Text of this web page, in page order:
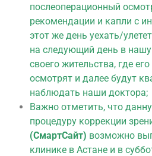
послеоперационный
рекомендации и капли с
этот же день уехать/
на следующий день в
своего жительства, где
осмотрят и далее будут
наблюдать наши доктора;
Важно отметить, что
процедуру коррекции
(СмартСайт) возможно
клинике в Астане и в